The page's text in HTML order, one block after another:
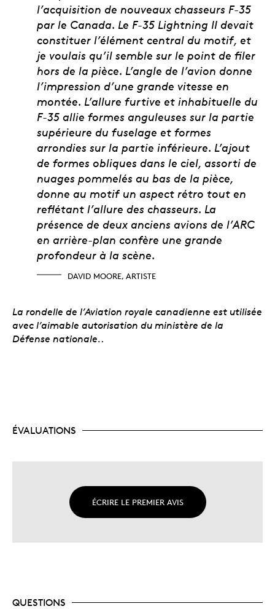
l’acquisition de nouveaux chasseurs F-35
par le Canada. Le F-35 Lightning II devait
constituer l’élément central du motif, et
je voulais qu’il semble sur le point de filer
hors de la pièce. L’angle de l’avion donne
l’impression d’une grande vitesse en
montée. L’allure furtive et inhabituelle du
F-35 allie formes anguleuses sur la partie
supérieure du fuselage et formes
arrondies sur la partie inférieure. L’ajout
de formes obliques dans le ciel, assorti de
nuages pommelés au bas de la pièce,
donne au motif un aspect rétro tout en
reflétant l’allure des chasseurs. La
présence de deux anciens avions de l’ARC
en arrière-plan confère une grande
profondeur à la scène.
DAVID MOORE, ARTISTE
La rondelle de l’Aviation royale canadienne est utilisée
avec l’aimable autorisation du ministère de la
Défense nationale..
ÉVALUATIONS
ÉCRIRE LE PREMIER AVIS
QUESTIONS